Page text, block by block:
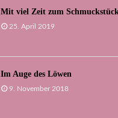
Mit viel Zeit zum
25. April 2019
Im Auge des Löwen
9. November 2018